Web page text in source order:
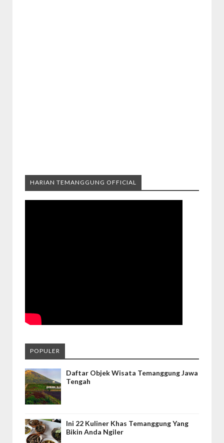
HARIAN TEMANGGUNG OFFICIAL
POPULER
Daftar Objek Wisata Temanggung Jawa
Tengah
Ini 22 Kuliner Khas Temanggung Yang
Bikin Anda Ngiler